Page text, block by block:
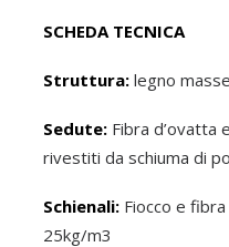
SCHEDA TECNICA
Struttura: legno
Sedute: Fibra d’ovatta
rivestiti da schiuma di
Schienali: Fiocco e
25kg/m3